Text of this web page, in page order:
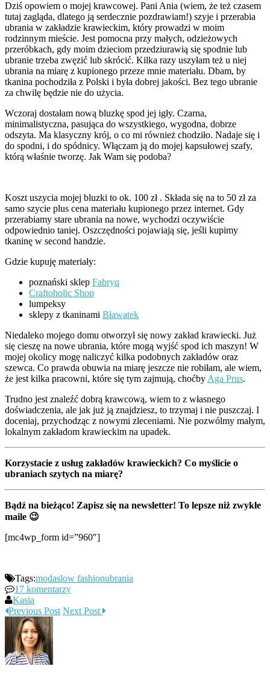
Dziś opowiem o mojej krawcowej. Pani Ania (wiem, że też czasem
tutaj zagląda, dlatego ją serdecznie pozdrawiam!) szyje i przerabia
ubrania w zakładzie krawieckim, który prowadzi w moim
rodzinnym mieście. Jest pomocna przy małych, odzieżowych
przeróbkach, gdy moim dzieciom przedziurawią się spodnie lub
ubranie trzeba zwęzić lub skrócić. Kilka razy uszyłam też u niej
ubrania na miarę z kupionego przeze mnie materiału. Dbam, by
tkanina pochodziła z Polski i była dobrej jakości. Bez tego ubranie
za chwilę będzie nie do użycia.
Wczoraj dostałam nową bluzkę spod jej igły. Czarna,
minimalistyczna, pasująca do wszystkiego, wygodna, dobrze
odszyta. Ma klasyczny krój, o co mi również chodziło. Nadaje się i
do spodni, i do spódnicy. Włączam ją do mojej kapsułowej szafy,
którą właśnie tworzę. Jak Wam się podoba?
Koszt uszycia mojej bluzki to ok. 100 zł . Składa się na to 50 zł za
samo szycie plus cena materiału kupionego przez internet. Gdy
przerabiamy stare ubrania na nowe, wychodzi oczywiście
odpowiednio taniej. Oszczędności pojawiają się, jeśli kupimy
tkaninę w second handzie.
Gdzie kupuję materiały:
poznański sklep Fabryq
Craftoholic Shop
lumpeksy
sklepy z tkaninami Bławatek
Niedaleko mojego domu otworzył się nowy zakład krawiecki. Już
się cieszę na nowe ubrania, które mogą wyjść spod ich maszyn! W
mojej okolicy mogę naliczyć kilka podobnych zakładów oraz
szewca. Co prawda obuwia na miarę jeszcze nie robiłam, ale wiem,
że jest kilka pracowni, które się tym zajmują, choćby Aga Prus.
Trudno jest znaleźć dobrą krawcową, wiem to z własnego
doświadczenia, ale jak już ją znajdziesz, to trzymaj i nie puszczaj. I
doceniaj, przychodząc z nowymi zleceniami. Nie pozwólmy małym,
lokalnym zakładom krawieckim na upadek.
Korzystacie z usług zakładów krawieckich? Co myślicie o
ubraniach szytych na miarę?
Bądź na bieżąco! Zapisz się na newsletter! To lepsze niż zwykłe
maile 😉
[mc4wp_form id=”960″]
Tags:modaslow fashionubrania
17 komentarzy
Kasia
Previous Post Next Post